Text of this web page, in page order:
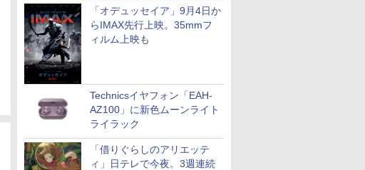
「オデュッセイア」9月4日か
らIMAX先行上映。35mmフ
ィルム上映も
Technicsイヤフォン「EAH-
AZ100」に新色ムーンライト
ライラック
「借りぐらしのアリエッテ
ィ」日テレで今夜。3週連続